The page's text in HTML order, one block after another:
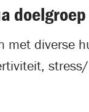
met diverse